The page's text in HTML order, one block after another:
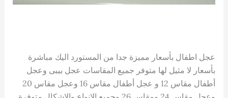
عجل اطفال بأسعار مميزة جدا من المستورد اليك مباشرة
بأسعار لا مثيل لها متوفر جميع المقاسات عجل بيبى وعجل
أطفال مقاس 12 و عجل أطفال مقاس 16 وعجل مقاس 20